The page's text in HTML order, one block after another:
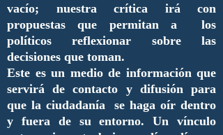
vacío; nuestra crítica irá con
propuestas que permitan a los
políticos reflexionar sobre las
decisiones que toman.
Este es un medio de información que
servirá de contacto y difusión para
que la ciudadanía se haga oír dentro
y fuera de su entorno. Un vínculo